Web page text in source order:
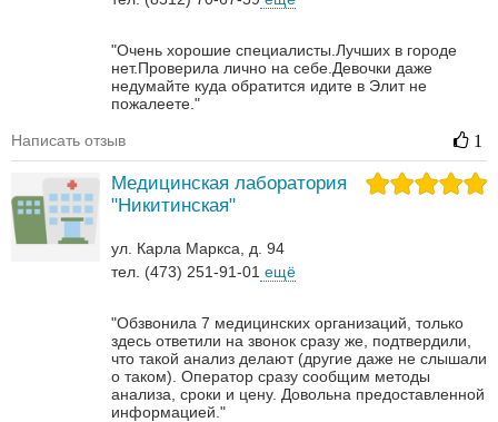
"Очень хорошие специалисты.Лучших в городе
нет.Проверила лично на себе.Девочки даже
недумайте куда обратится идите в Элит не
пожалеете."
Написать отзыв 1
Медицинская лаборатория
"Никитинская"
ул. Карла Маркса, д. 94
тел. (473) 251-91-01 ещё
"Обзвонила 7 медицинских организаций, только
здесь ответили на звонок сразу же, подтвердили,
что такой анализ делают (другие даже не слышали
о таком). Оператор сразу сообщим методы
анализа, сроки и цену. Довольна предоставленной
информацией."